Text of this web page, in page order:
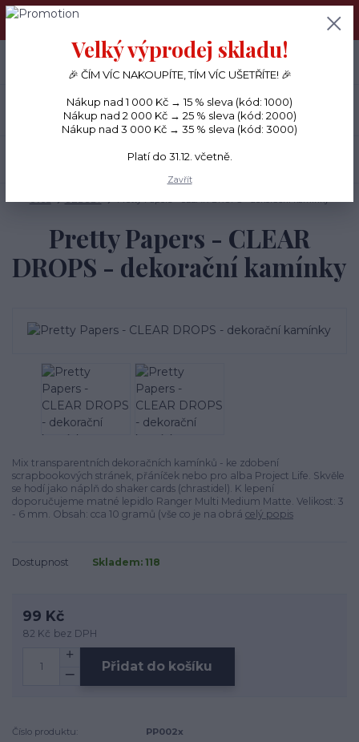
PŘÁNÍČKA a PAPÍROVÉ DÁRKY odesílám každý den, KREATIVNÍ
Menu
CZK
+420 734 380 930
(Po-Ne, 8-20 hod.)
Pretty Papers - CLEAR
DROPS - dekorační kamínky
Mix transparentních dekoračních kamínků - ke zdobení
scrapbookových stránek, přáníček nebo pro alba Project Life. Skvěle
se hodí jako náplň do shaker cards (chrastidel). K lepení
doporučujeme matné lepidlo Ranger Multi Medium Matte. Velikost: 3
- 6 mm. Obsah: cca 10 gramů (vše co je na obrá celý popis
Dostupnost Skladem: 118
99 Kč
82 Kč bez DPH
Přidat do košíku
Číslo produktu:
PP002x
Velký výprodej skladu!
🎉 ČÍM VÍC NAKOUPÍTE, TÍM VÍC UŠETŘÍTE! 🎉
Nákup nad 1 000 Kč → 15 % sleva (kód: 1000)
Nákup nad 2 000 Kč → 25 % sleva (kód: 2000)
Nákup nad 3 000 Kč → 35 % sleva (kód: 3000)
Platí do 31.12. včetně.
Zavřít